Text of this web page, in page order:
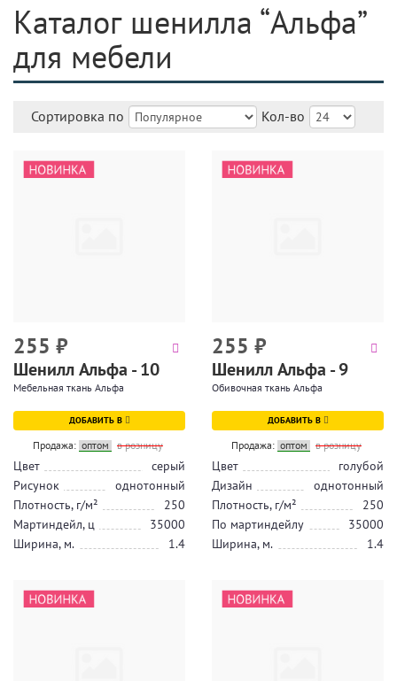
Каталог шенилла “Альфа”
для мебели
Сортировка по Кол-во
255 ₽
Шенилл Альфа - 10
Мебельная ткань Альфа
ДОБАВИТЬ В
Продажа: оптом в розницу
Цвет
серый
Рисунок
однотонный
Плотность, г/м²
250
Мартиндейл, ц
35000
Ширина, м.
1.4
255 ₽
Шенилл Альфа - 9
Обивочная ткань Альфа
ДОБАВИТЬ В
Продажа: оптом в розницу
Цвет
голубой
Дизайн
однотонный
Плотность, г/м²
250
По мартиндейлу
35000
Ширина, м.
1.4